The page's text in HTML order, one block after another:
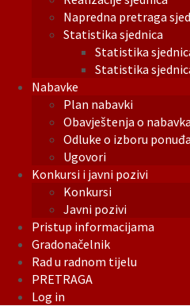
Napredna pretraga
Statistika sjednica
Statistika
Statistika
Nabavke
Plan nabavki
Obavještenja o
Odluke o izboru
Ugovori
Konkursi i javni pozivi
Konkursi
Javni pozivi
Pristup informacijama
Gradonačelnik
Rad u radnom tijelu
PRETRAGA
Log in